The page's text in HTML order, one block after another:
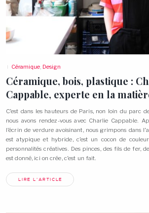
Céramique, Design
Céramique, bois, plastique :
Cappable, experte en la
C’est dans les hauteurs de Paris, non loin du parc
nous avons rendez-vous avec Charlie Cappable.
l’écrin de verdure avoisinant, nous grimpons dans
est atypique et hybride, c’est un cocon de
personnalités créatives. Des pinces, des fils de fer,
est donné, ici on crée, c’est un fait.
LIRE L'ARTICLE